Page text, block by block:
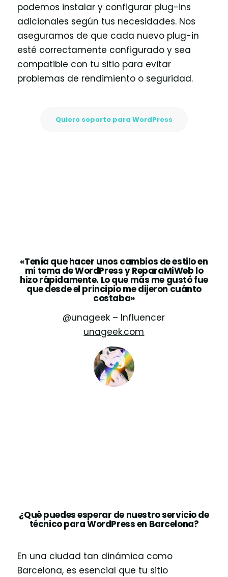
podemos instalar y configurar plug-ins
adicionales según tus necesidades. Nos
aseguramos de que cada nuevo plug-in
esté correctamente configurado y sea
compatible con tu sitio para evitar
problemas de rendimiento o seguridad.
Quiero soporte para WordPress
«Tenía que hacer unos cambios de estilo en
mi tema de WordPress y ReparaMiWeb lo
hizo rápidamente. Lo que más me gustó fue
que desde el principio me dijeron cuánto
costaba»
@unageek – Influencer
unageek.com
¿Qué puedes esperar de nuestro servicio de
técnico para WordPress en Barcelona?
En una ciudad tan dinámica como
Barcelona, es esencial que tu sitio